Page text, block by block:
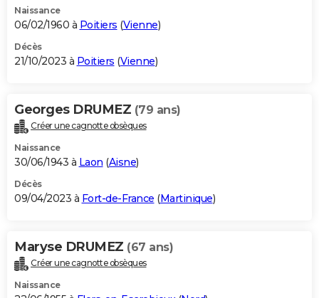
Naissance
06/02/1960 à Poitiers (Vienne)
Décès
21/10/2023 à Poitiers (Vienne)
Georges DRUMEZ (79 ans)
Créer une cagnotte obsèques
Naissance
30/06/1943 à Laon (Aisne)
Décès
09/04/2023 à Fort-de-France (Martinique)
Maryse DRUMEZ (67 ans)
Créer une cagnotte obsèques
Naissance